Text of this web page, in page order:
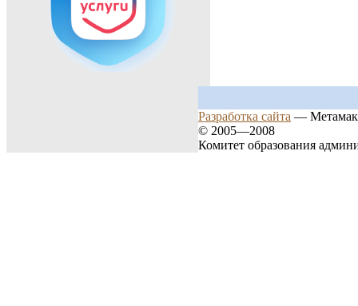
Разработка сайта —
© 2005—2008
Комитет образования